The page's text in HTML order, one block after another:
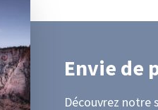
Envie de
Découvrez notre